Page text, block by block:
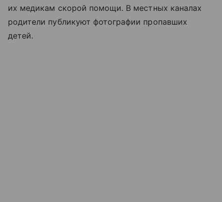
их медикам скорой помощи. В местных каналах
родители публикуют фотографии пропавших
детей.